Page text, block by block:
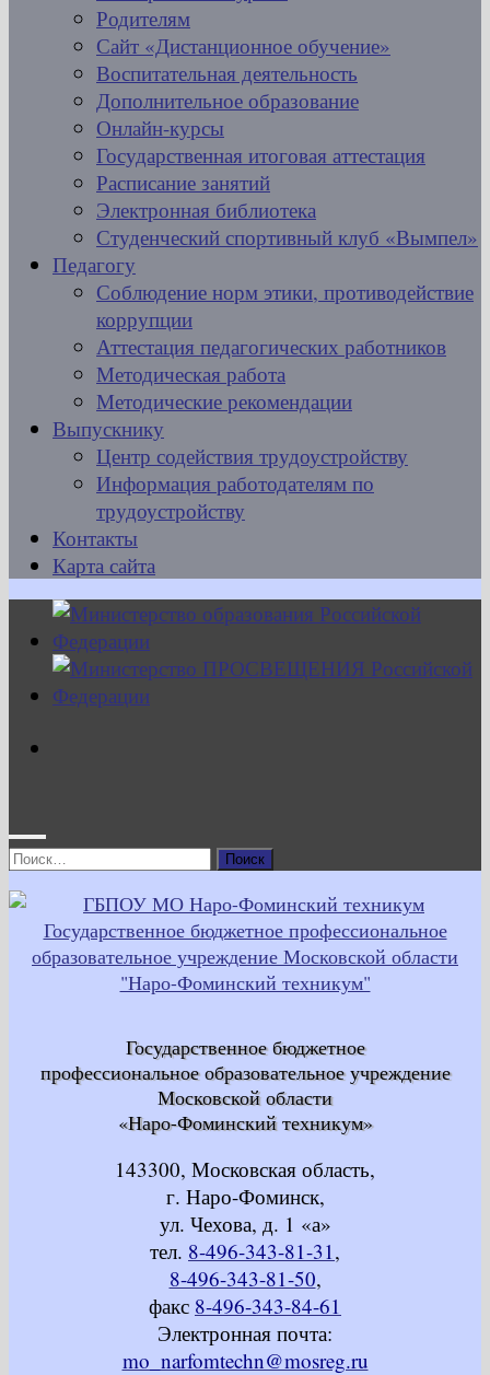
Родителям
Сайт «Дистанционное обучение»
Воспитательная деятельность
Дополнительное образование
Онлайн-курсы
Государственная итоговая аттестация
Расписание занятий
Электронная библиотека
Студенческий спортивный клуб «Вымпел»
Педагогу
Соблюдение норм этики, противодействие
коррупции
Аттестация педагогических работников
Методическая работа
Методические рекомендации
Выпускнику
Центр содействия трудоустройству
Информация работодателям по
трудоустройству
Контакты
Карта сайта
Найти:
Государственное бюджетное
профессиональное образовательное учреждение
Московской области
«Наро-Фоминский техникум»
143300, Московская область,
г. Наро-Фоминск,
ул. Чехова, д. 1 «а»
тел. 8-496-343-81-31 ,
8-496-343-81-50,
факс 8-496-343-84-61
Электронная почта:
mo_narfomtechn@mosreg.ru